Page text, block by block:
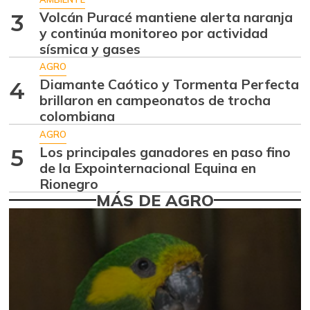
07/25/2026
Ahuyama
07/25/2026
$ 1.634,56
Ahuyamín
07/25/2026
$ 1.672,87
+7,50%
Ajo
07/25/2026
$ 6.102,86
Ají dulce
01/17/2015
$ 2.880,14
Ají topito dulce
Alas de pollo sin
costillar
07/25/2026
$ 9.411,93
3
Volcán Puracé mantiene alerta naranja
y continúa monitoreo por actividad
sísmica y gases
4
AGRO
Diamante Caótico y Tormenta Perfecta
brillaron en campeonatos de trocha
colombiana
5
AGRO
Los principales ganadores en paso fino
de la Expointernacional Equina en
Rionegro
MÁS DE AGRO